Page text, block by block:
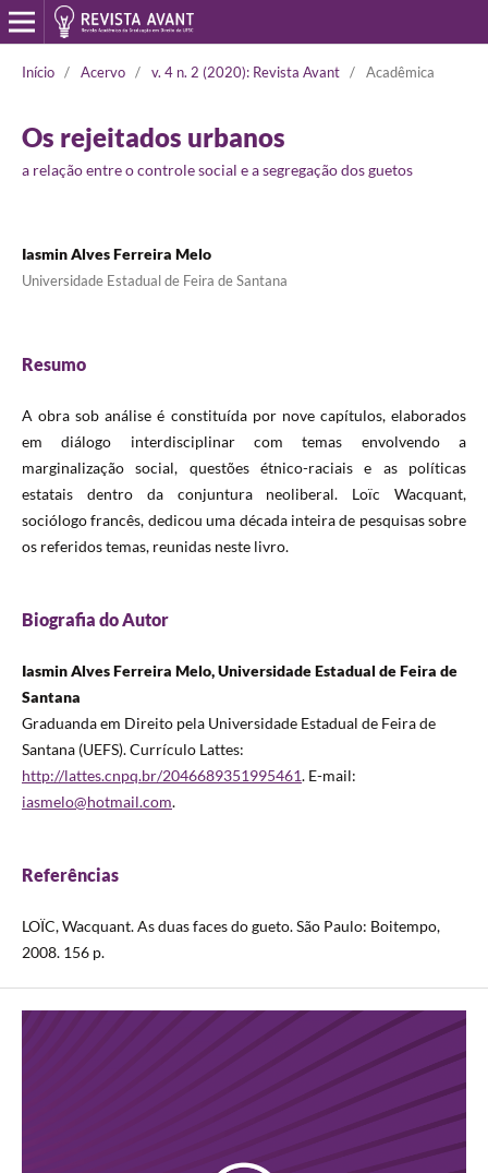
Início / Acervo / v. 4 n. 2 (2020): Revista Avant / Acadêmica
Os rejeitados urbanos
a relação entre o controle social e a segregação dos guetos
Iasmin Alves Ferreira Melo
Universidade Estadual de Feira de Santana
Resumo
A obra sob análise é constituída por nove capítulos, elaborados
em diálogo interdisciplinar com temas envolvendo a
marginalização social, questões étnico-raciais e as políticas
estatais dentro da conjuntura neoliberal. Loïc Wacquant,
sociólogo francês, dedicou uma década inteira de pesquisas sobre
os referidos temas, reunidas neste livro.
Biografia do Autor
Iasmin Alves Ferreira Melo, Universidade Estadual de Feira de
Santana
Graduanda em Direito pela Universidade Estadual de Feira de
Santana (UEFS). Currículo Lattes:
http://lattes.cnpq.br/2046689351995461. E-mail:
iasmelo@hotmail.com.
Referências
LOÏC, Wacquant. As duas faces do gueto. São Paulo: Boitempo,
2008. 156 p.